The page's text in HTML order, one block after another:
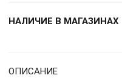
НАЛИЧИЕ В МАГАЗИНАХ
ОПИСАНИЕ